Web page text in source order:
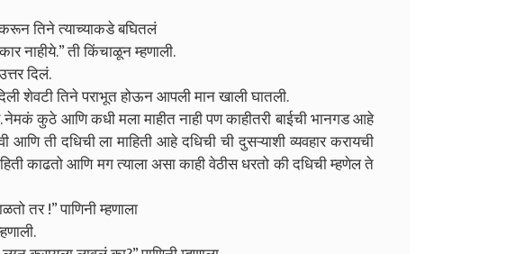
तिने त्याच्याकडे बघितलं
नाहीये.” ती किंचाळून म्हणाली.
दिलं.
शेवटी तिने पराभूत होऊन आपली मान खाली घातली.
नेमकं कुठे आणि कधी मला माहीत नाही पण काहीतरी बाईची भानगड आहे
ती दधिची ला माहिती आहे दधिची ची दुसऱ्याशी व्यवहार करायची
काढतो आणि मग त्याला असा काही वेठीस धरतो की दधिची म्हणेल ते
तर !” पाणिनी म्हणाला